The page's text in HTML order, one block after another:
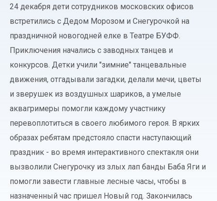
24 декабря дети сотрудников московских офисов
встретились с Дедом Морозом и Снегурочкой на
праздничной новогодней елке в Театре БУФФ.
Приключения начались с заводных танцев и
конкурсов. Детки учили "зимние" танцевальные
движения, отгадывали загадки, делали мечи, цветы
и зверушек из воздушных шариков, а умелые
аквагримеры помогли каждому участнику
перевоплотиться в своего любимого героя. В ярких
образах ребятам предстояло спасти наступающий
праздник - во время интерактивного спектакля они
вызволили Снегурочку из злых лап банды Баба Яги и
помогли завести главные лесные часы, чтобы в
назначенный час пришел Новый год. Закончилась